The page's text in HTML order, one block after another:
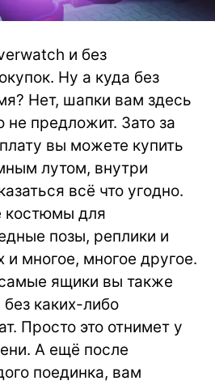
и без
Ну а куда без
Нет, шапки вам здесь
не предложит. Зато за
вы можете купить
лутом, внутри
всё что угодно.
костюмы для
позы, реплики и
и многое, многое другое.
ящики вы также
каких-либо
Просто это отнимет у
А ещё после
поединка, вам